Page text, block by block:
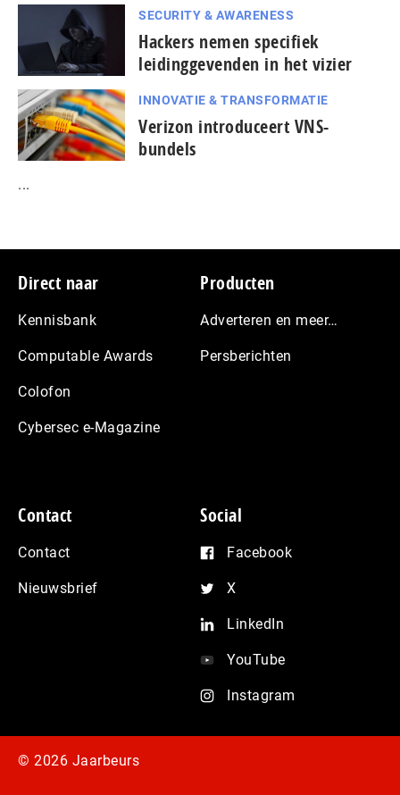
SECURITY & AWARENESS
Hackers nemen specifiek
leidinggevenden in het vizier
INNOVATIE & TRANSFORMATIE
Verizon introduceert VNS-
bundels
...
Footer
Direct naar
Kennisbank
Computable Awards
Colofon
Cybersec e-Magazine
Producten
Adverteren en meer…
Persberichten
Contact
Contact
Nieuwsbrief
Social
Facebook
X
LinkedIn
YouTube
Instagram
© 2026 Jaarbeurs